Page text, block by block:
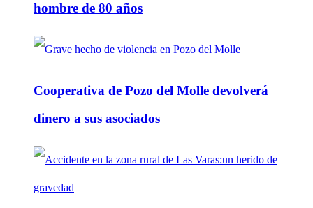
hombre de 80 años
Cooperativa de Pozo del Molle devolverá
dinero a sus asociados